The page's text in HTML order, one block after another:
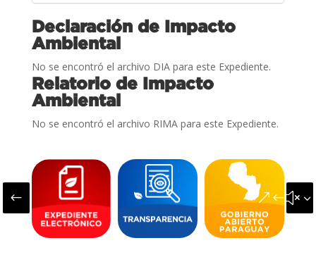
Declaración de Impacto
Ambiental
No se encontró el archivo DIA para este Expediente.
Relatorio de Impacto
Ambiental
No se encontró el archivo RIMA para este Expediente.
#